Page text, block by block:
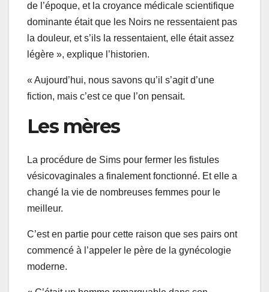
de l’époque, et la croyance médicale scientifique
dominante était que les Noirs ne ressentaient pas
la douleur, et s’ils la ressentaient, elle était assez
légère », explique l’historien.
« Aujourd’hui, nous savons qu’il s’agit d’une
fiction, mais c’est ce que l’on pensait.
Les mères
La procédure de Sims pour fermer les fistules
vésicovaginales a finalement fonctionné. Et elle a
changé la vie de nombreuses femmes pour le
meilleur.
C’est en partie pour cette raison que ses pairs ont
commencé à l’appeler le père de la gynécologie
moderne.